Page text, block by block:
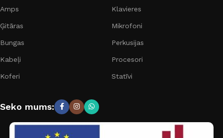
Amps
Ģitāras
Bungas
Kabeļi
Koferi
Klavieres
Mikrofoni
Perkusijas
Procesori
Statīvi
Seko mums: